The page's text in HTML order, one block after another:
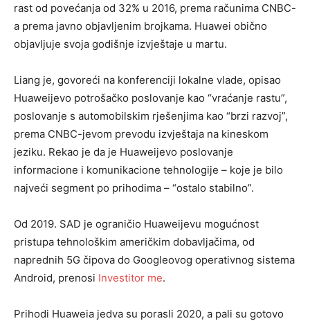
rast od povećanja od 32% u 2016, prema računima CNBC-
a prema javno objavljenim brojkama. Huawei obično
objavljuje svoja godišnje izvještaje u martu.
Liang je, govoreći na konferenciji lokalne vlade, opisao
Huaweijevo potrošačko poslovanje kao “vraćanje rastu”,
poslovanje s automobilskim rješenjima kao “brzi razvoj”,
prema CNBC-jevom prevodu izvještaja na kineskom
jeziku. Rekao je da je Huaweijevo poslovanje
informacione i komunikacione tehnologije – koje je bilo
najveći segment po prihodima – “ostalo stabilno”.
Od 2019. SAD je ograničio Huaweijevu mogućnost
pristupa tehnološkim američkim dobavljačima, od
naprednih 5G čipova do Googleovog operativnog sistema
Android, prenosi Investitor me.
Prihodi Huaweia jedva su porasli 2020, a pali su gotovo